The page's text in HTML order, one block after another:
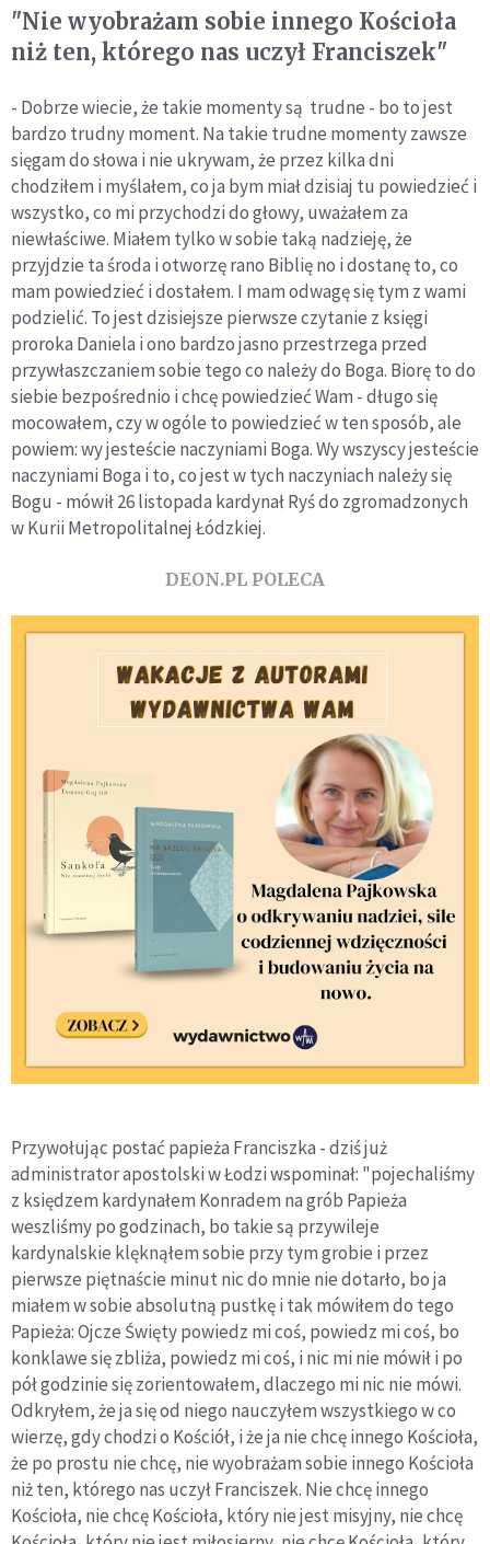
"Nie wyobrażam sobie innego Kościoła
niż ten, którego nas uczył Franciszek"
- Dobrze wiecie, że takie momenty są trudne - bo to jest
bardzo trudny moment. Na takie trudne momenty zawsze
sięgam do słowa i nie ukrywam, że przez kilka dni
chodziłem i myślałem, co ja bym miał dzisiaj tu powiedzieć i
wszystko, co mi przychodzi do głowy, uważałem za
niewłaściwe. Miałem tylko w sobie taką nadzieję, że
przyjdzie ta środa i otworzę rano Biblię no i dostanę to, co
mam powiedzieć i dostałem. I mam odwagę się tym z wami
podzielić. To jest dzisiejsze pierwsze czytanie z księgi
proroka Daniela i ono bardzo jasno przestrzega przed
przywłaszczaniem sobie tego co należy do Boga. Biorę to do
siebie bezpośrednio i chcę powiedzieć Wam - długo się
mocowałem, czy w ogóle to powiedzieć w ten sposób, ale
powiem: wy jesteście naczyniami Boga. Wy wszyscy jesteście
naczyniami Boga i to, co jest w tych naczyniach należy się
Bogu - mówił 26 listopada kardynał Ryś do zgromadzonych
w Kurii Metropolitalnej Łódzkiej.
DEON.PL POLECA
Przywołując postać papieża Franciszka - dziś już
administrator apostolski w Łodzi wspominał: "pojechaliśmy
z księdzem kardynałem Konradem na grób Papieża
weszliśmy po godzinach, bo takie są przywileje
kardynalskie klęknąłem sobie przy tym grobie i przez
pierwsze piętnaście minut nic do mnie nie dotarło, bo ja
miałem w sobie absolutną pustkę i tak mówiłem do tego
Papieża: Ojcze Święty powiedz mi coś, powiedz mi coś, bo
konklawe się zbliża, powiedz mi coś, i nic mi nie mówił i po
pół godzinie się zorientowałem, dlaczego mi nic nie mówi.
Odkryłem, że ja się od niego nauczyłem wszystkiego w co
wierzę, gdy chodzi o Kościół, i że ja nie chcę innego Kościoła,
że po prostu nie chcę, nie wyobrażam sobie innego Kościoła
niż ten, którego nas uczył Franciszek. Nie chcę innego
Kościoła, nie chcę Kościoła, który nie jest misyjny, nie chcę